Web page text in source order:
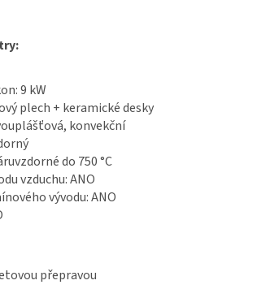
9 kW
plech + keramické desky
konvekční
do 750 °C
vzduchu: ANO
vývodu: ANO
přepravou